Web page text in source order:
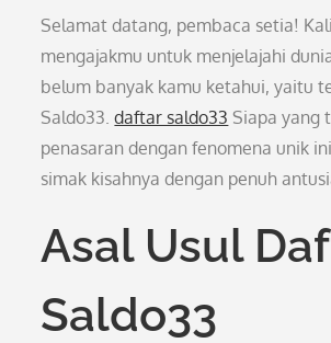
Selamat datang, pembaca setia!
mengajakmu untuk menjelajahi
belum banyak kamu ketahui, yaitu
Saldo33.daftar saldo33 Siapa yang
penasaran dengan fenomena unik
simak kisahnya dengan penuh
Asal Usul
Saldo33